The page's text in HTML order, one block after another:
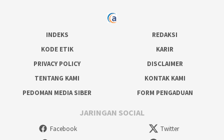
INDEKS
REDAKSI
KODE ETIK
KARIR
PRIVACY POLICY
DISCLAIMER
TENTANG KAMI
KONTAK KAMI
PEDOMAN MEDIA SIBER
FORM PENGADUAN
JARINGAN SOCIAL
Facebook
Twitter